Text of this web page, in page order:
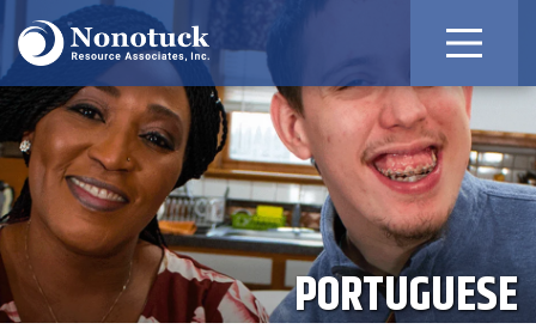
PORTUGUESE